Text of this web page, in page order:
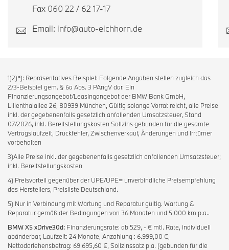
Fax 060 22 / 62 17-17
Email: info@auto-eichhorn.de
1)2)*): Repräsentatives Beispiel: Folgende Angaben stellen zugleich das
2/3-Beispiel gem. § 6a Abs. 3 PAngV dar. Ein
Finanzierungsangebot/Leasingangebot der BMW Bank GmbH,
Lilienthalallee 26, 80939 München, Gültig solange Vorrat reicht, alle Preise
inkl. der gegebenenfalls gesetzlich anfallenden Umsatzsteuer, Stand
07/2026, inkl. Bereitstellungskosten Sollzins gebunden für die gesamte
Vertragslaufzeit, Druckfehler, Zwischenverkauf, Änderungen und Irrtümer
vorbehalten
3)Alle Preise inkl. der gegebenenfalls gesetzlich anfallenden Umsatzsteuer;
inkl. Bereitstellungskosten
4) Preisvorteil gegenüber der UPE/UPE= unverbindliche Preisempfehlung
des Herstellers, Preisliste Deutschland.
5) Nur in Verbindung mit Wartung und Reparatur gültig. Wartung &
Reparatur gemäß der Bedingungen von 36 Monaten und 5.000 km p.a..
BMW X5 xDrive30d: Finanzierungsrate: ab 529, - € mtl. Rate, individuell
abänderbar, Laufzeit: 24 Monate, Anzahlung : 6.999,00 €,
Nettodarlehensbetrag: 69.695,60 €, Sollzinssatz p.a. (gebunden für die